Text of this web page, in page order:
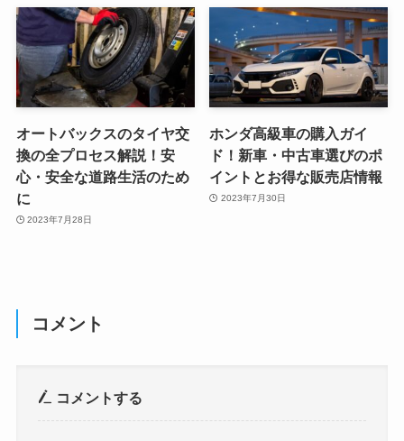
オートバックスのタイヤ交
換の全プロセス解説！安
心・安全な道路生活のため
に
2023年7月28日
ホンダ高級車の購入ガイ
ド！新車・中古車選びのポ
イントとお得な販売店情報
2023年7月30日
コメント
コメントする